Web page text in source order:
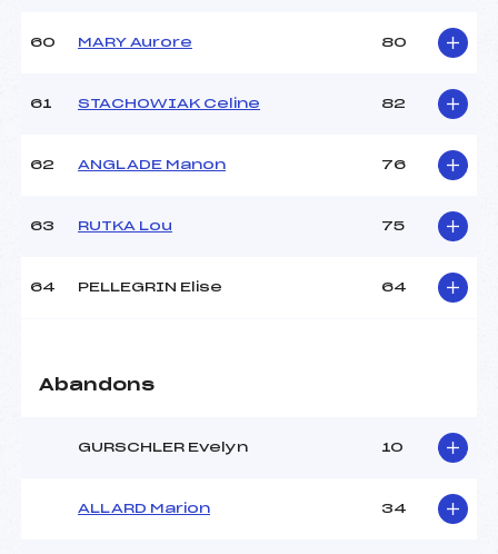
60 MARY Aurore 80
61 STACHOWIAK Celine 82
62 ANGLADE Manon 76
63 RUTKA Lou 75
64 PELLEGRIN Elise 64
Abandons
GURSCHLER Evelyn 10
ALLARD Marion 34